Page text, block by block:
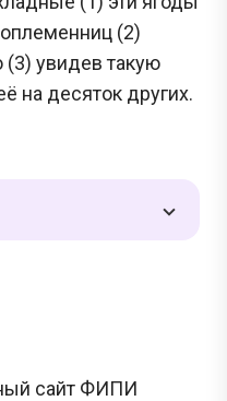
(2)
(3) увидев такую
на десяток других.
сайт ФИПИ